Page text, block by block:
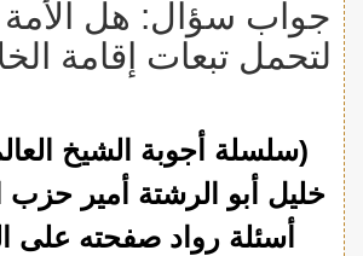
جواب سؤال: هل
لتحمل تبعات إقامة
(سلسلة أجوبة الشيخ
خليل أبو الرشتة أمير حزب
أسئلة رواد صفحته على